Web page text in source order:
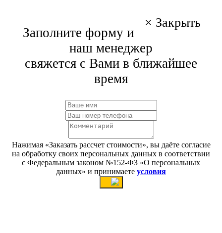
× Закрыть
Заполните форму и
наш менеджер
свяжется с Вами в ближайшее
время
Нажимая «Заказать рассчет стоимости», вы даёте согласие
на обработку своих персональных данных в соответствии
с Федеральным законом №152-ФЗ «О персональных
данных» и принимаете условия